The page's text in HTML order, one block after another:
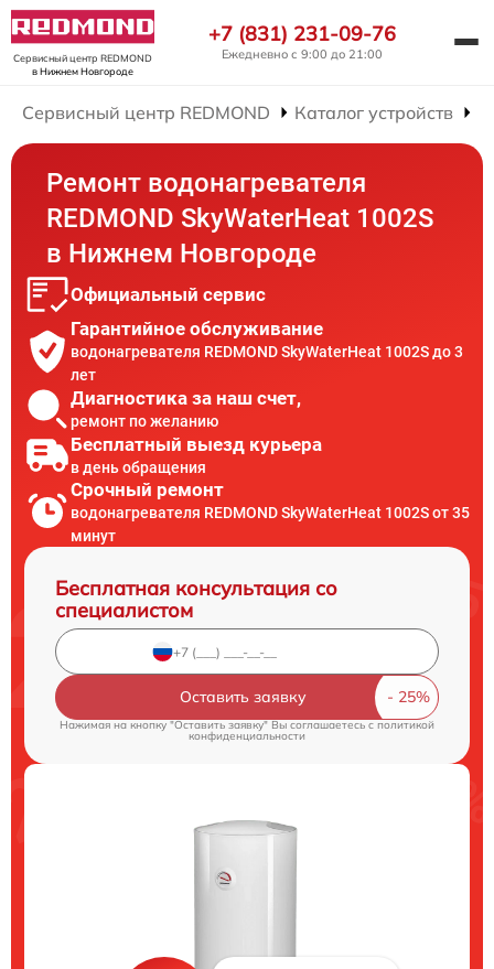
Сервисный центр REDMOND
в Нижнем Новгороде
+7 (831) 231-09-76
Ежедневно с 9:00 до 21:00
Сервисный центр REDMOND Каталог устройств
Ремонт водонагревателя
REDMOND SkyWaterHeat 1002S
в Нижнем Новгороде
Официальный сервис
Гарантийное обслуживание
водонагревателя REDMOND SkyWaterHeat 1002S до 3
лет
Диагностика за наш счет,
ремонт по желанию
Бесплатный выезд курьера
в день обращения
Срочный ремонт
водонагревателя REDMOND SkyWaterHeat 1002S от 35
минут
Бесплатная консультация со
специалистом
Оставить заявку
Нажимая на кнопку "Оставить заявку" Вы соглашаетесь c политикой
конфиденциальности